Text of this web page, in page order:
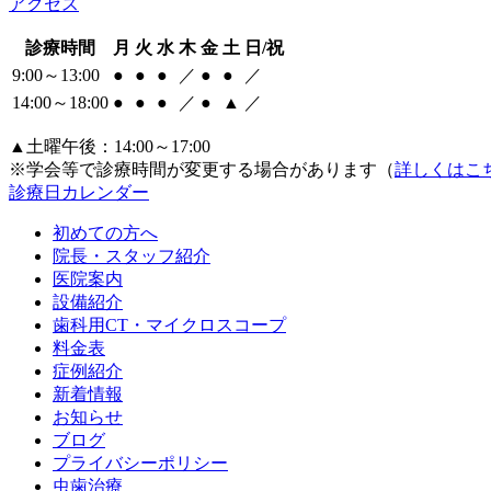
アクセス
診療時間 月 火 水 木 金 土 日/祝
9:00～13:00
● ● ● ／ ● ●
／
14:00～18:00 ● ● ● ／ ● ▲ ／
▲土曜午後：14:00～17:00
※学会等で診療時間が変更する場合があります（詳しくはこ
診療日カレンダー
初めての方へ
院長・スタッフ紹介
医院案内
設備紹介
歯科用CT・マイクロスコープ
料金表
症例紹介
新着情報
お知らせ
ブログ
プライバシーポリシー
虫歯治療